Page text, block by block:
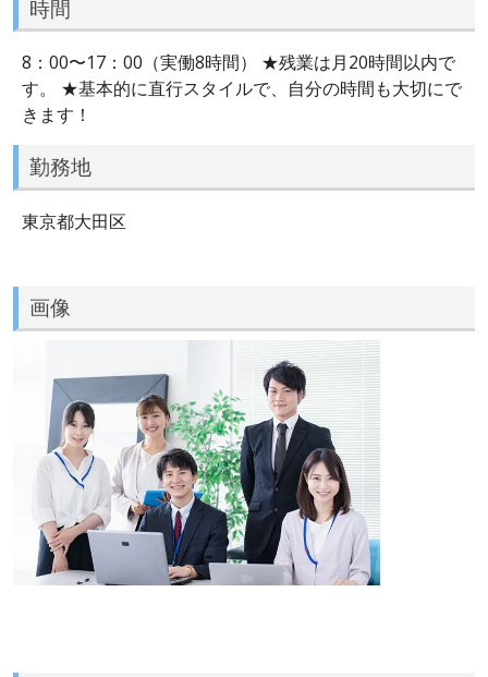
時間
8：00〜17：00（実働8時間） ★残業は月20時間以内で
す。 ★基本的に直行スタイルで、自分の時間も大切にで
きます！
勤務地
東京都大田区
画像